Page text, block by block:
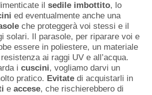
il sedile imbottito, lo
ed eventualmente anche una
che proteggerà voi stessi e il
solari. Il parasole, per riparare voi e
essere in poliestere, un materiale
ai raggi UV e all’acqua.
i cuscini, vogliamo darvi un
pratico. Evitate di acquistarli in
e accese, che rischierebbero di